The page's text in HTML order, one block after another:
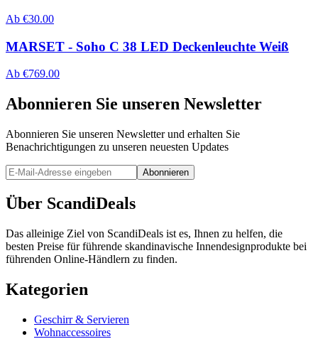
Ab €30.00
MARSET - Soho C 38 LED Deckenleuchte Weiß
Ab €769.00
Abonnieren Sie unseren Newsletter
Abonnieren Sie unseren Newsletter und erhalten Sie
Benachrichtigungen zu unseren neuesten Updates
Abonnieren
Über ScandiDeals
Das alleinige Ziel von ScandiDeals ist es, Ihnen zu helfen, die
besten Preise für führende skandinavische Innendesignprodukte bei
führenden Online-Händlern zu finden.
Kategorien
Geschirr & Servieren
Wohnaccessoires